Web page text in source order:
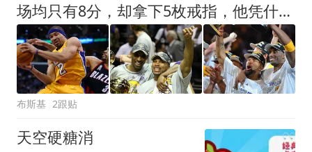
场均只有8分，却拿下5枚戒指，他凭什么成为湖人最传奇控卫？
布斯基 2跟贴
天空硬糖消